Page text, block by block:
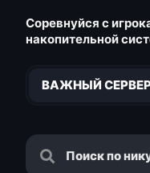
Соревнуйся с
накопительной
ВАЖНЫЙ